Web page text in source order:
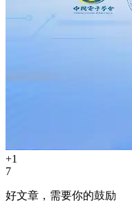
+1
7
好文章，需要你的鼓励